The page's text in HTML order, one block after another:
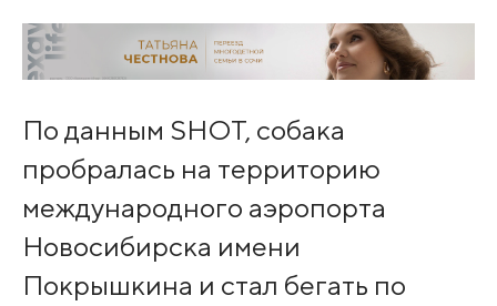
По данным SHOT, собака
пробралась на территорию
международного аэропорта
Новосибирска имени
Покрышкина и стал бегать по